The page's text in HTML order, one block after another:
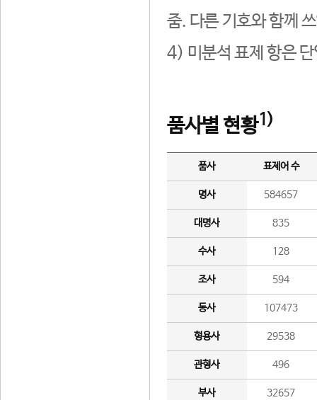
줌. 다른 기호와 함께
4) 미분석 표제 항은
품사별 현황1)
품사 표제어 수
명사 584657
대명사 835
수사 128
조사 594
동사 107473
형용사 29538
관형사 496
부사 32657